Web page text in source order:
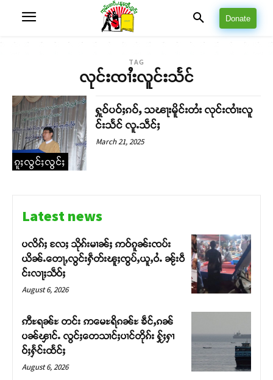
Donate
TAG
လုင်းၸၢႆးလူင်းသႅင်
ၵူႈလွင်ႈလွင်ႈ
ႁူဝ်ပဝ်ႈၵဝ်ႇ သၽႃးမိူင်းတႆး လုင်းၸၢႆးလူ
င်းသႅင် လူႉသဵင်ႈ
March 21, 2025
Latest news
ပလိၵ်ႈ လႄႈ သိုၵ်းမၢၼ်ႈ ဢဝ်ၵူၼ်းၸပ်း
ယိၼ်ႉတေႃႇလွင်းႁဵတ်းၽူႈၸွပ်ႇယူႇဝႆႉ ၼႂ်းဝဵ
င်းလႃႈသဵဝ်ႈ
August 6, 2026
ဢီႊရၼ်ႊ တင်း ဢမေႊရိၵၼ်ႊ ၶဵင်ႇၵၼ်
ပၼ်ၾၢင်ႉ လွင်ႈတေသၢင်ႈပၢင်တိုၵ်း ႁႂ်ႈႁၢ
ဝ်ႈႁႅင်းထႅင်ႈ
August 6, 2026